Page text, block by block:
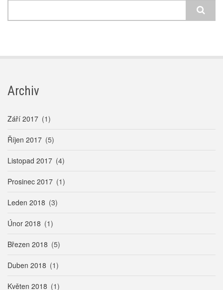
Archiv
Září 2017 (1)
Říjen 2017 (5)
Listopad 2017 (4)
Prosinec 2017 (1)
Leden 2018 (3)
Únor 2018 (1)
Březen 2018 (5)
Duben 2018 (1)
Květen 2018 (1)